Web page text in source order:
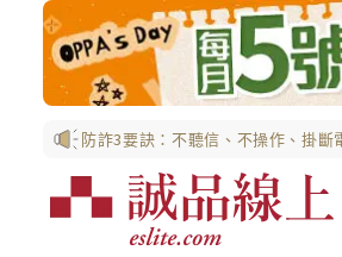
防詐3要訣：不聽信、不操作、掛斷